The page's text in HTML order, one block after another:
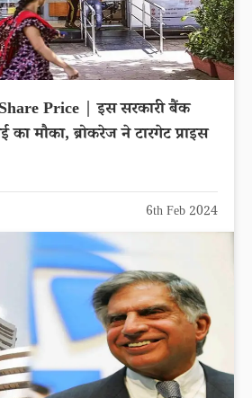
Price | इस सरकारी बैंक
मौका, ब्रोकरेज ने टारगेट प्राइस
6th Feb 2024